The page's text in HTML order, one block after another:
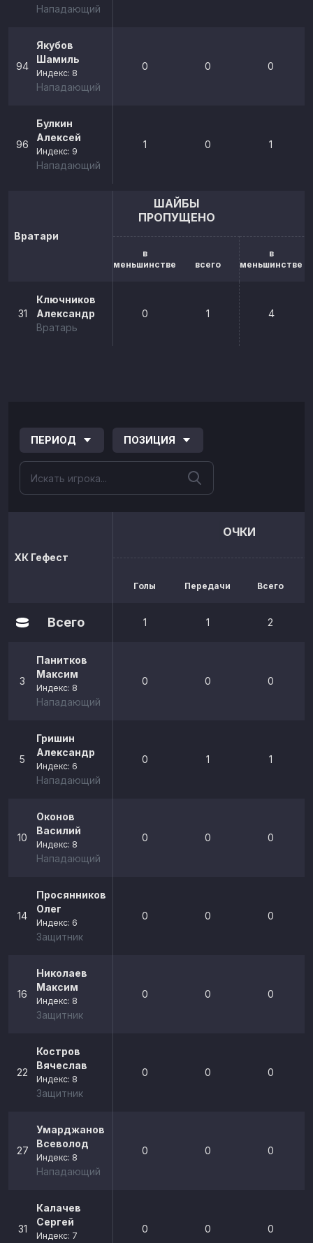
Нападающий
94
Якубов
Шамиль
Индекс: 8
Нападающий
0 0 0
96
Булкин
Алексей
Индекс: 9
Нападающий
1 0 1
Вратари
ШАЙБЫ
ПРОПУЩЕНО
в
меньшинстве
всего
в
меньшинстве
31
Ключников
Александр
Вратарь
0 1 4
ПЕРИОД ПОЗИЦИЯ
ХК Гефест
ОЧКИ
Голы Передачи Всего
Всего 1 1 2
3
Панитков
Максим
Индекс: 8
Нападающий
0 0 0
5
Гришин
Александр
Индекс: 6
Нападающий
0 1 1
10
Оконов
Василий
Индекс: 8
Нападающий
0 0 0
14
Просянников
Олег
Индекс: 6
Защитник
0 0 0
16
Николаев
Максим
Индекс: 8
Защитник
0 0 0
22
Костров
Вячеслав
Индекс: 8
Защитник
0 0 0
27
Умарджанов
Всеволод
Индекс: 8
Нападающий
0 0 0
31
Калачев
Сергей
Индекс: 7
0 0 0